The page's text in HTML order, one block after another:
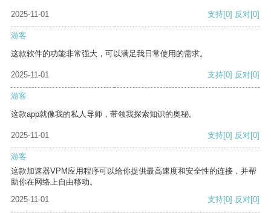
2025-11-01 支持[0] 反对[0]
游客
这款软件的功能非常强大，可以满足我日常使用的需求。
2025-11-01 支持[0] 反对[0]
游客
这款app就像我的私人导师，带领我探索知识的奥秘。
2025-11-01 支持[0] 反对[0]
游客
这款加速器VPM应用程序可以给你提供最高速度和安全性的连接，并帮
助你在网络上自由移动。
2025-11-01
支持[0] 反对[0]